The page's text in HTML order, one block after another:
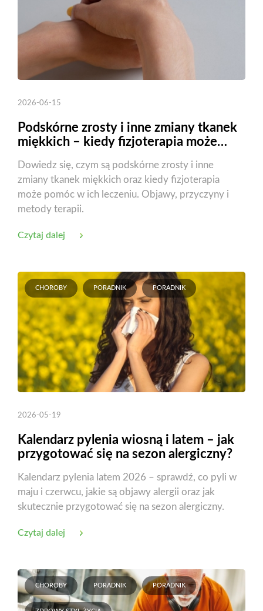
2026-06-15
Podskórne zrosty i inne zmiany tkanek
miękkich – kiedy fizjoterapia może
Dowiedz się, czym są podskórne zrosty i inne
zmiany tkanek miękkich oraz kiedy fizjoterapia
może pomóc w ich leczeniu. Objawy, przyczyny i
metody terapii.
Czytaj dalej
CHOROBY PORADNIK PORADNIK
2026-05-19
Kalendarz pylenia wiosną i latem – jak
przygotować się na sezon alergiczny?
Kalendarz pylenia latem 2026 – sprawdź, co pyli w
maju i czerwcu, jakie są objawy alergii oraz jak
skutecznie przygotować się na sezon alergiczny.
Czytaj dalej
CHOROBY PORADNIK PORADNIK